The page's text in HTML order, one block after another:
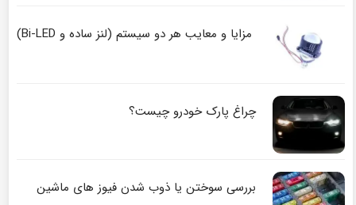
مزایا و معایب هر دو سیستم (لنز ساده و Bi-LED)
چراغ پارک خودرو چیست؟
بررسی سوختن یا ذوب شدن فیوز های ماشین